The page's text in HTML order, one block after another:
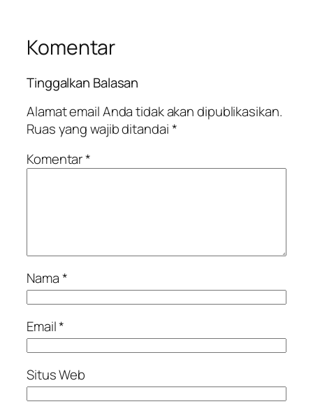
Komentar
Tinggalkan Balasan
Alamat email Anda tidak akan dipublikasikan.
Ruas yang wajib ditandai*
Komentar*
Nama*
Email*
Situs Web